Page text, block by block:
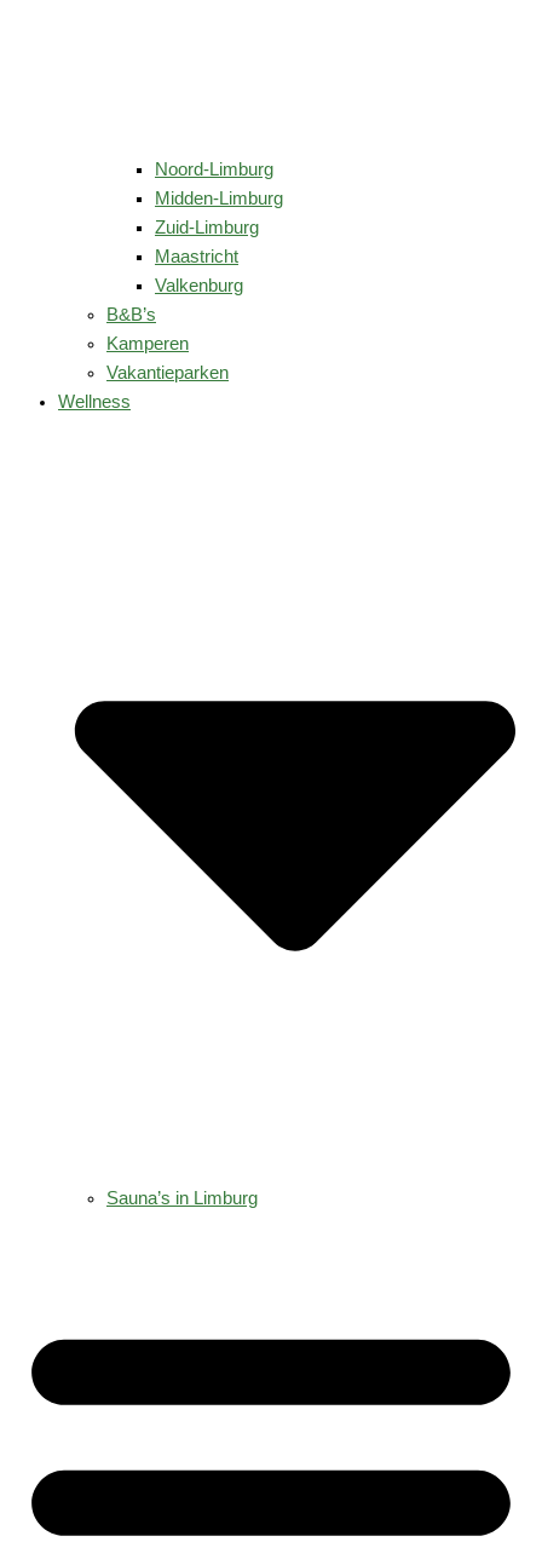
Noord-Limburg
Midden-Limburg
Zuid-Limburg
Maastricht
Valkenburg
B&B’s
Kamperen
Vakantieparken
Wellness
Sauna’s in Limburg